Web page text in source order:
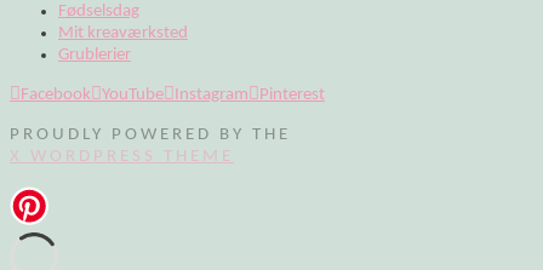
Fødselsdag
Mit kreaværksted
Grublerier
Facebook YouTube Instagram Pinterest
PROUDLY POWERED BY THE
X WORDPRESS THEME